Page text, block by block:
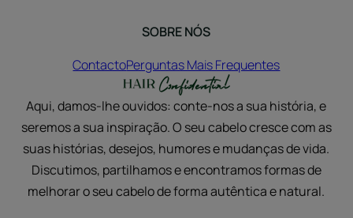
SOBRE NÓS
ContactoPerguntas Mais Frequentes
Aqui, damos-lhe ouvidos: conte-nos a sua história, e
seremos a sua inspiração. O seu cabelo cresce com as
suas histórias, desejos, humores e mudanças de vida.
Discutimos, partilhamos e encontramos formas de
melhorar o seu cabelo de forma autêntica e natural.